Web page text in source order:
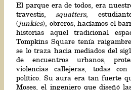
El parque era de todos, era
travestis,squatters,
(junkies), obreros, hacíamos el
historias aquel tradicional
Tompkins Square tenía
se lo traza hacia mediados del
de encuentros urbanos,
violencias callejeras, todas
político. Su aura era tan fuerte
Moses, el ingeniero que diseñó